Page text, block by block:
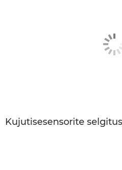
Kujutisesensorite